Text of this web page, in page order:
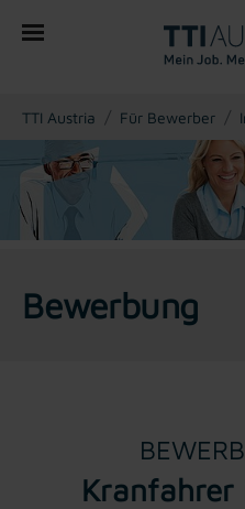
You are here:
TTI Austria Für Bewerber
Bewerbung
Kranfahrer